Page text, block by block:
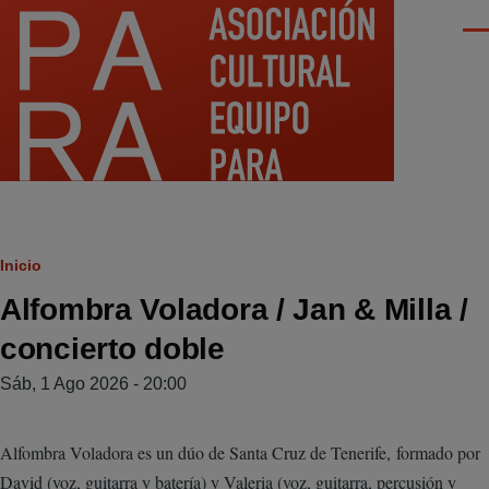
Pasar al contenido principal
Ruta
de
navegación
Inicio
Alfombra Voladora / Jan & Milla /
concierto doble
Sáb, 1 Ago 2026 - 20:00
Alfombra Voladora es un dúo de Santa Cruz de Tenerife, formado por
David (voz, guitarra y batería) y Valeria (voz, guitarra, percusión y